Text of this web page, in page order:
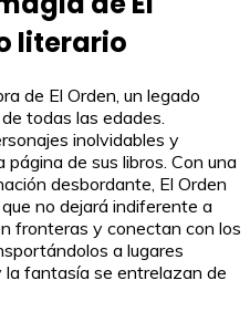
literario
de El Orden, un legado
todas las edades.
inolvidables y
de sus libros. Con una
desbordante, El Orden
no dejará indiferente a
fronteras y conectan con los
a lugares
la fantasía se entrelazan de